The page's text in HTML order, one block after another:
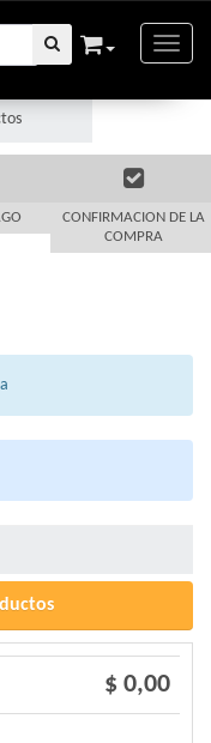
CONFIRMACION DE LA
COMPRA
$ 0,00